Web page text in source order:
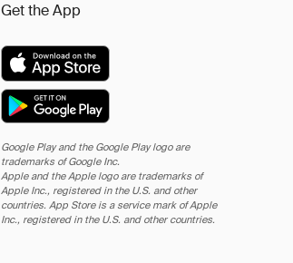
Get the App
Google Play and the Google Play logo are
trademarks of Google Inc.
Apple and the Apple logo are trademarks of
Apple Inc., registered in the U.S. and other
countries. App Store is a service mark of Apple
Inc., registered in the U.S. and other countries.